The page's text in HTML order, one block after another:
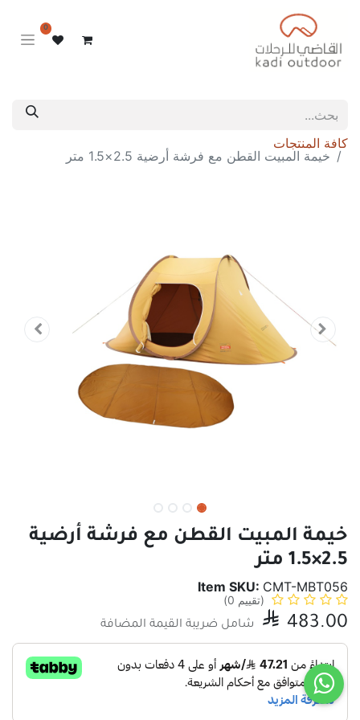
0
كافة المنتجات
خيمة المبيت القطن مع فرشة أرضية 2.5×1.5 متر
خيمة المبيت القطن مع فرشة أرضية
2.5×1.5 متر
Item SKU: CMT-MBT056
(تقييم 0)
483.00 شامل ضريبة القيمة المضافة